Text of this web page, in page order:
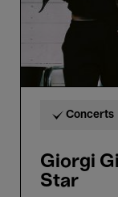
Concerts
Giorgi
Star